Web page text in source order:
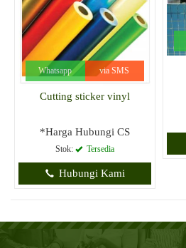
Whatsapp via SMS
Cutting sticker vinyl
*Harga Hubungi CS
Stok: Tersedia
Hubungi Kami